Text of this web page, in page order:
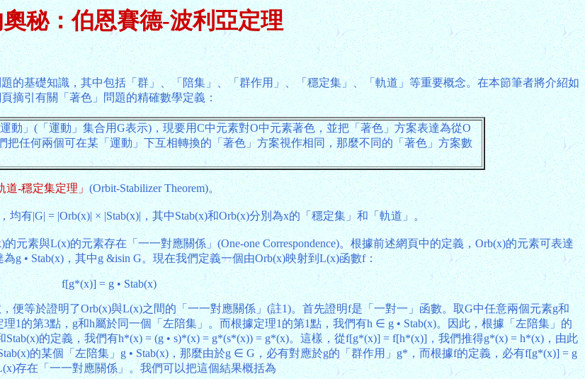
秘：伯恩賽德-波利亞定理
的基礎知識，其中包括「群」、「陪集」、「群作用」、「穩定集」、「軌道」等重要概念。在本節筆者將介紹如
摘引有關「著色」問題的精確數學定義：
動」(「運動」集合用G表示)，現要用C中元素對O中元素著色，並把「著色」方案表達為從O
把任何兩個可在某「運動」下互相轉換的「著色」方案視作相同，那麼不同的「著色」方案數
道-穩定集定理」(Orbit-Stabilizer Theorem)。
有|G| = |Orb(x)| × |Stab(x)|，其中Stab(x)和Orb(x)分別為x的「穩定集」和「軌道」。
元素與L(x)的元素存在「一一對應關係」(One-one Correspondence)。根據前述網頁中的定義，Orb(x)的元素可表達
g • Stab(x)，其中g &isin G。現在我們定義一個由Orb(x)映射到L(x)函數f：
f[g*(x)] = g • Stab(x)
便等於證明了Orb(x)與L(x)之間的「一一對應關係」(註1)。首先證明f是「一對一」函數。取G中任意兩個元素g和
1的第3點，g和h屬於同一個「左陪集」。而根據定理1的第1點，我們有h ∈ g • Stab(x)。因此，根據「左陪集」的
的定義，我們有h*(x) = (g • s)*(x) = g*(s*(x)) = g*(x)。這樣，從f[g*(x)] = f[h*(x)]，我們推得g*(x) = h*(x)，由此
的某個「左陪集」g • Stab(x)，那麼由於g ∈ G，必有對應於g的「群作用」g*，而根據f的定義，必有f[g*(x)] = g
存在「一一對應關係」。我們可以把這個結果概括為